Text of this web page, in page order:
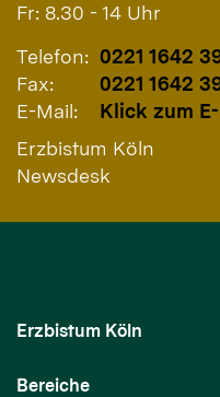
Fr: 8.30 - 14 Uhr
Telefon: 0221 1642
Fax:
0221 1642
E-Mail:
Klick zum
Erzbistum Köln
Newsdesk
Erzbistum Köln
Bereiche